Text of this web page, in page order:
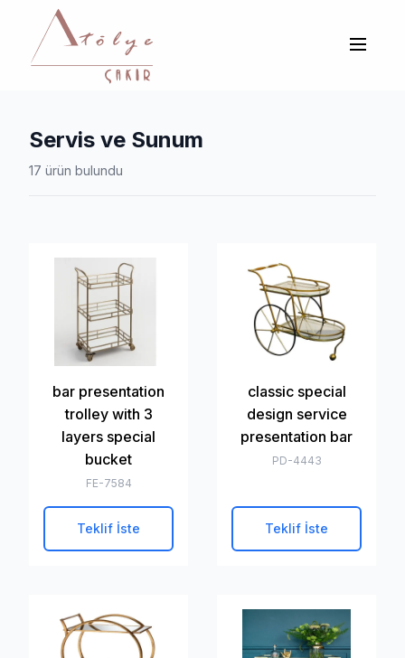
Servis ve Sunum
17 ürün bulundu
bar presentation
trolley with 3
layers special
bucket
FE-7584
Teklif İste
classic special
design service
presentation bar
PD-4443
Teklif İste